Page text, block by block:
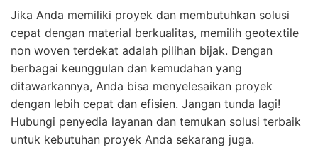
Jika Anda memiliki proyek dan membutuhkan solusi
cepat dengan material berkualitas, memilih geotextile
non woven terdekat adalah pilihan bijak. Dengan
berbagai keunggulan dan kemudahan yang
ditawarkannya, Anda bisa menyelesaikan proyek
dengan lebih cepat dan efisien. Jangan tunda lagi!
Hubungi penyedia layanan dan temukan solusi terbaik
untuk kebutuhan proyek Anda sekarang juga.